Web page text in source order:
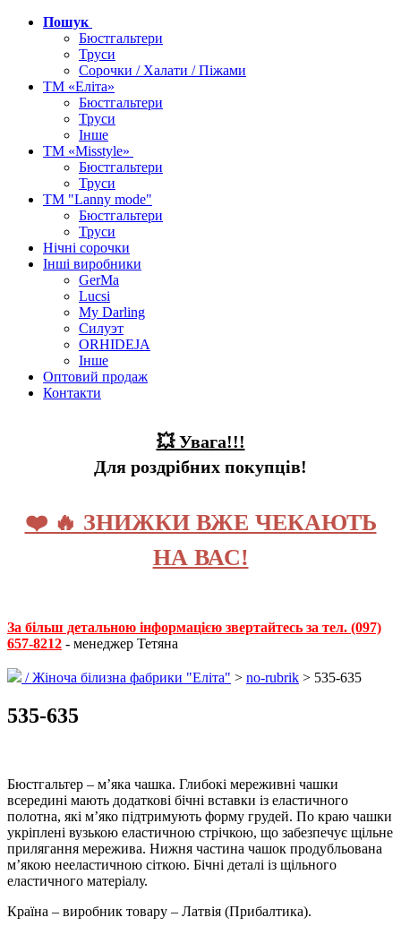
Пошук
Бюстгальтери
Труси
Сорочки / Халати / Піжами
ТМ «Еліта»
Бюстгальтери
Труси
Інше
ТМ «Misstyle»
Бюстгальтери
Труси
ТМ "Lanny mode"
Бюстгальтери
Труси
Нічні сорочки
Інші виробники
GerMa
Lucsi
My Darling
Силуэт
ORHIDEJA
Інше
Оптовий продаж
Контакти
💥 Увага!!!
Для роздрібних покупців!
❤️ 🔥 ЗНИЖКИ ВЖЕ ЧЕКАЮТЬ
НА ВАС!
За більш детальною інформацією звертайтесь за тел. (097)
657-8212 - менеджер Тетяна
/Жіноча білизна фабрики "Еліта" > no-rubrik > 535-635
535-635
Бюстгальтер – м’яка чашка. Глибокі мереживні чашки
всередині мають додаткові бічні вставки із еластичного
полотна, які м’яко підтримують форму грудей. По краю чашки
укріплені вузькою еластичною стрічкою, що забезпечує щільне
прилягання мережива. Нижня частина чашок продубльована
м’якою нееластичною сіткою. Бічні деталі із щільного
еластичного матеріалу.
Країна – виробник товару – Латвія (Прибалтика).